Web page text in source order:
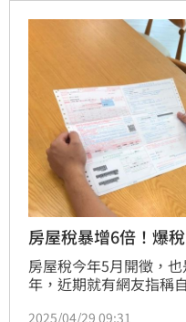
房屋稅暴增6倍！爆
房屋稅今年5月開徵，
年，近期就有網友指稱
2025/04/29 09:31